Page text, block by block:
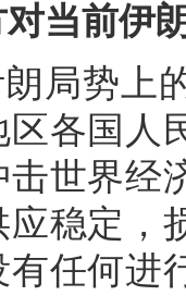
当前伊
局势上
各国人
世界经
应稳定，
任何进